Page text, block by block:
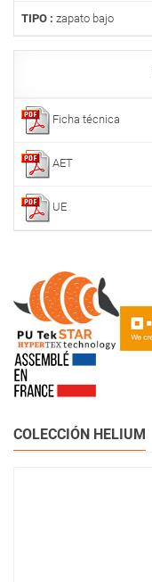
TIPO : zapato bajo
Ficha técnica
AET
UE
COLECCIÓN HELIUM